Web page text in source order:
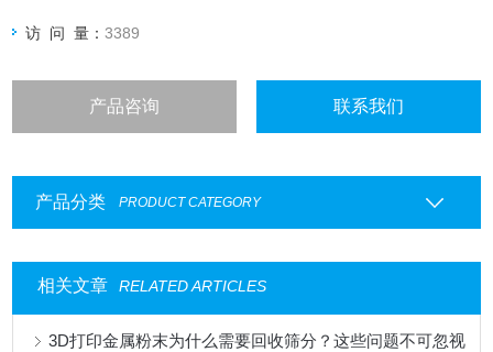
访 问 量：3389
产品咨询 联系我们
产品分类 PRODUCT CATEGORY
相关文章 RELATED ARTICLES
3D打印金属粉末为什么需要回收筛分？这些问题不可忽视